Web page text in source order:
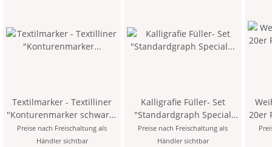
Textilmarker - Textilliner
"Konturenmarker schwarz"
0,6-0,8 mm Rundspitze
Preise nach Freischaltung als
Händler sichtbar
Kalligrafie Füller- Set
"Standardgraph Special
Set" inkl. Tintenpatronen,
im Blister
Preise nach Freischaltung als
Händler sichtbar
20er
,